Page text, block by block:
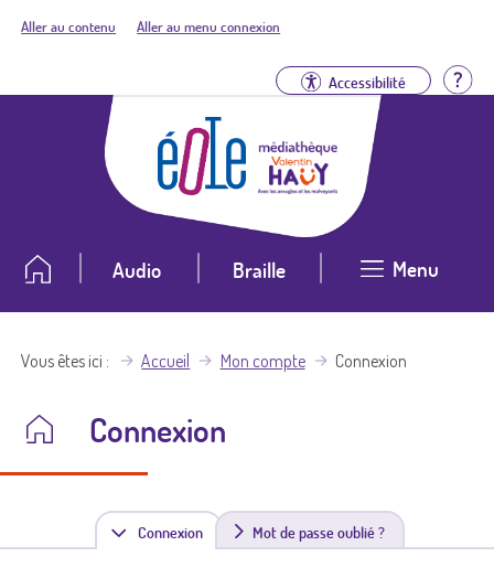
Aller au contenu Aller au menu connexion
Accessibilité
Audio Braille Menu
Vous êtes ici Accueil Mon compte Connexion
Connexion
Connexion(
Mot de passe oublié ?